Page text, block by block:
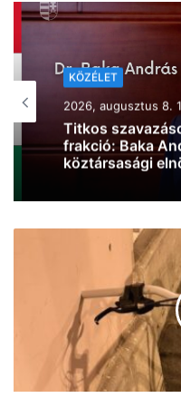
KÖZÉLET
2026, augusztus 8.
Kiderült, mire
milliárd forint